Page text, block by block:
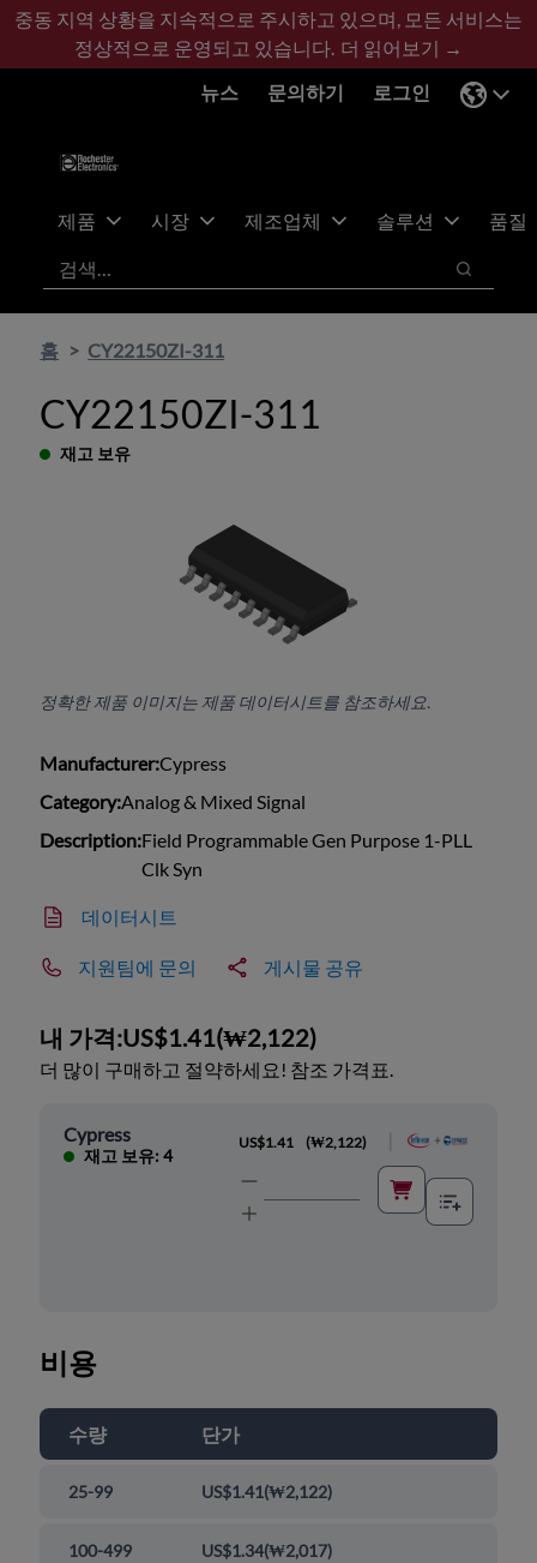
기
콘
바
글
중동 지역 상황을 지속적으로 주시하고 있으며, 모든 서비스는
정상적으로 운영되고 있습니다. 더 읽어보기 →
뉴스
문의하기 로그인
제품 시장 제조업체 솔루션
품질
검색
검색
홈 CY22150ZI-311
CY22150ZI-311
재고 보유
정확한 제품 이미지는 제품 데이터시트를 참조하세요.
Manufacturer:Cypress
Category:Analog & Mixed Signal
Description:Field Programmable Gen Purpose 1-PLL
Clk Syn
데이터시트
지원팀에 문의 게시물 공유
내 가격:US$1.41(₩2,122)
더 많이 구매하고 절약하세요! 참조 가격표.
Cypress
재고 보유: 4
US$1.41 (₩2,122)
비용
수량 단가
25-99 US$1.41(₩2,122)
100-499 US$1.34(₩2,017)